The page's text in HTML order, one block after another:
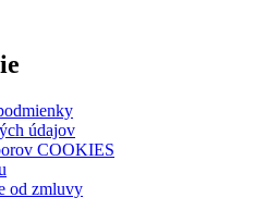
údajov
COOKIES
od zmluvy